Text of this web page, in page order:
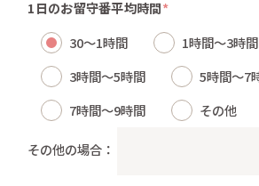
1日のお留守番平均時間*
30～1時間
1時間～3時間
3時間～5時間
5時間～7
7時間～9時間
その他
その他の場合：